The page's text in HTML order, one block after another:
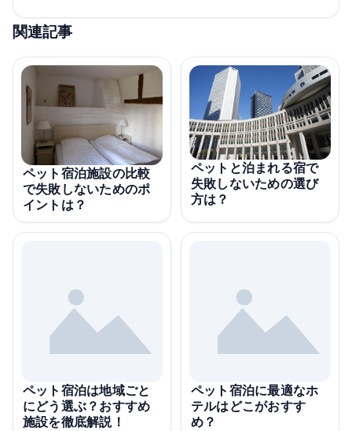
関連記事
ペット宿泊施設の比較
で失敗しないためのポ
イントは？
ペットと泊まれる宿で
失敗しないための選び
方は？
ペット宿泊は地域ごと
にどう選ぶ？おすすめ
施設を徹底解説！
ペット宿泊に最適なホ
テルはどこがおすす
め？